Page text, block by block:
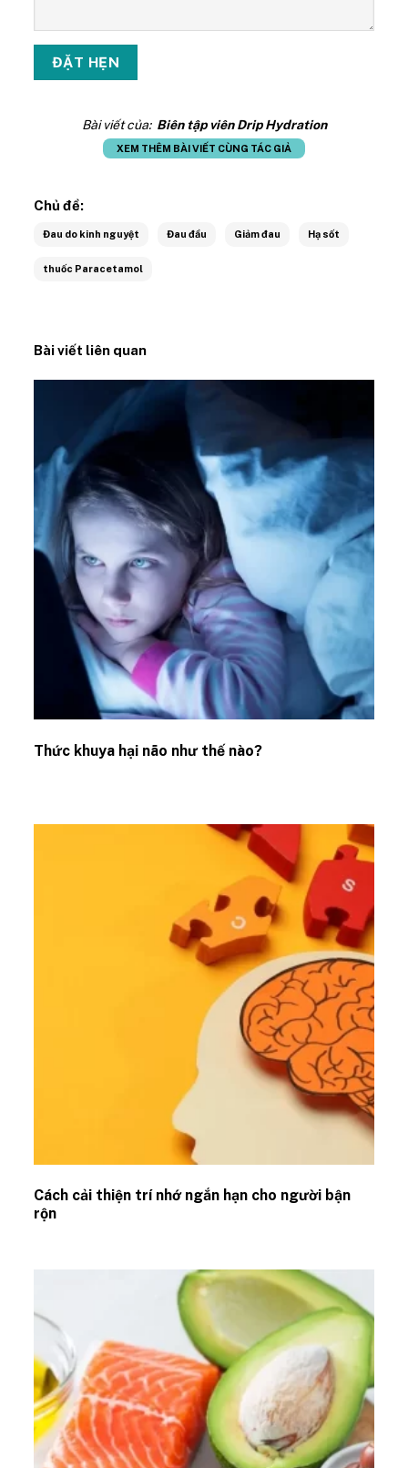
Bài viết của: Biên tập viên Drip Hydration
XEM THÊM BÀI VIẾT CÙNG TÁC GIẢ
Chủ đề:
Đau do kinh nguyệt Đau đầu Giảm đau Hạ sốt
thuốc Paracetamol
Bài viết liên quan
Thức khuya hại não như thế nào?
Cách cải thiện trí nhớ ngắn hạn cho người bận
rộn